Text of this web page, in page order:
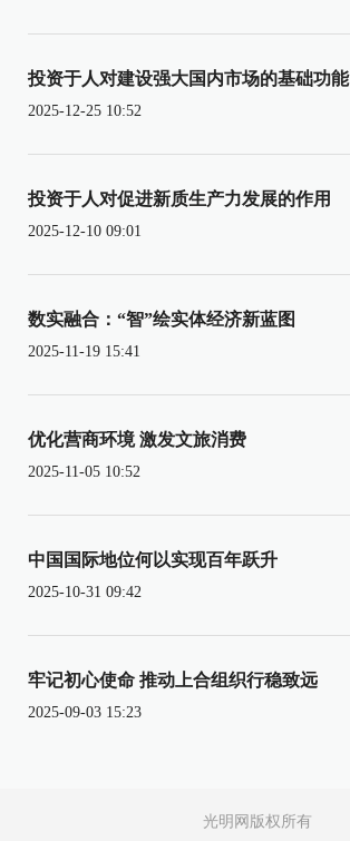
投资于人对建设强大国内市场的基础功能
2025-12-25 10:52
投资于人对促进新质生产力发展的作用
2025-12-10 09:01
数实融合：“智”绘实体经济新蓝图
2025-11-19 15:41
优化营商环境 激发文旅消费
2025-11-05 10:52
中国国际地位何以实现百年跃升
2025-10-31 09:42
牢记初心使命 推动上合组织行稳致远
2025-09-03 15:23
光明网版权所有